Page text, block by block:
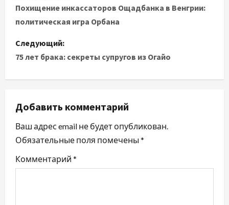
а
и
г
ц
и
я
Похищение инкассаторов Ощадбанка в Венгрии:
политическая игра Орбана
Следующий:
75 лет брака: секреты супругов из Огайо
Добавить комментарий
Ваш адрес email не будет опубликован.
Обязательные поля помечены *
Комментарий *